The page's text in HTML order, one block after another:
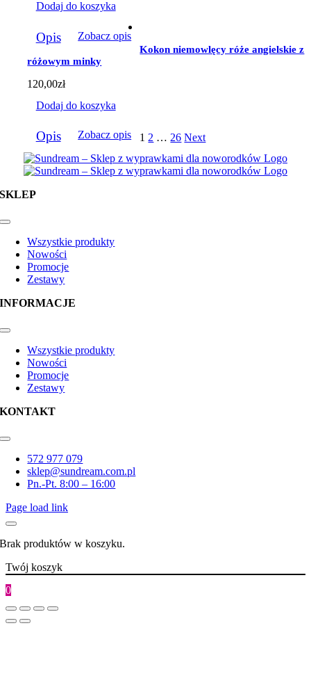
Dodaj do koszyka
Opis Zobacz opis
Kokon niemowlęcy róże angielskie z
różowym minky
120,00zł
Dodaj do koszyka
Opis Zobacz opis 1 2 … 26 Next
SKLEP
Toggle
NavigationWszystkie produkty
Nowości
Promocje
Zestawy
INFORMACJE
Toggle
NavigationWszystkie produkty
Nowości
Promocje
Zestawy
KONTAKT
Toggle
Navigation572 977 079
sklep@sundream.com.pl
Pn.-Pt. 8:00 – 16:00
Page load link
Brak produktów w koszyku.
Twój koszyk
0